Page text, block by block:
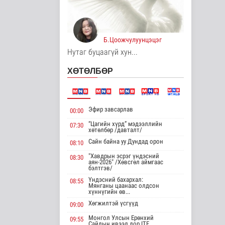
төлөөлөгчийн таван
газр..
5 цаг 41 минутын өмнө
Монгол анагаах
ухааны судалгааны
Эрүүл мэнд
5 цаг 42 минутын өмнө
Хирошимад иргэд
экспортын
бодлогы..
Дэлхийд
5 цаг 54 минутын өмнө
тохиролцоонд хүрэх
шинэ гарц эрэлх..
Дэлхийд
5 цаг 2 минутын өмнө
Европ даяар хэт
Б.Цоожчулуунцэцэг
Нутаг буцаагүй хун...
ХӨТӨЛБӨР
00:00 Эфир завсарлав
07:30
“Цагийн хүрд” мэдээллийн
хөтөлбөр /давталт/
08:10
Сайн байна уу Дундад орон
08:30
"Хавдрын эсрэг үндэсний
аян-2026" /Хөвсгөл аймгаас
бэлтгэв/
08:55
Үндэсний бахархал:
Мянганы цаанаас олдсон
хүннүгийн өв...
09:00
Хөгжилтэй үсгүүд
09:55
Монгол Улсын Ерөнхий